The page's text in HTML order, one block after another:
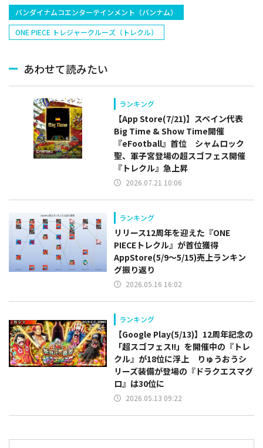
バンダイナムコエンターテインメント（バンナム）
ONE PIECE トレジャークルーズ（トレクル）
あわせて読みたい
ランキング
【App Store(7/21)】スペイン代表
Big Time & Show Time開催
『eFootball』首位 シャムロック
聖、軍子宮登場の超スゴフェス開催
『トレクル』急上昇
2026.07.21 10:06
ランキング
リリース12周年を迎えた『ONE
PIECEトレクル』が首位獲得
AppStore(5/9～5/15)売上ランキン
グ振り返り
2026.05.16 16:02
ランキング
【Google Play(5/13)】12周年記念の
「超スゴフェス!!」を開催中の『トレ
クル』が18位に浮上 りゅうおうシ
リーズ装備が登場の『ドラクエスマグ
ロ』は30位に
2026.05.13 09:22